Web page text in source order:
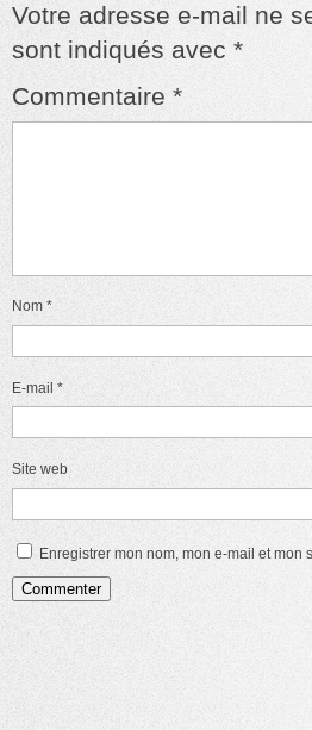
Votre adresse e-mail ne
sont indiqués avec *
Commentaire *
Nom *
E-mail *
Site web
Enregistrer mon nom, mon e-mail et